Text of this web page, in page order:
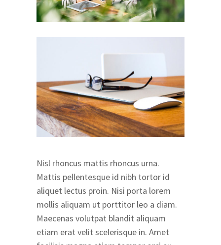
Nisl rhoncus mattis rhoncus urna.
Mattis pellentesque id nibh tortor id
aliquet lectus proin. Nisi porta lorem
mollis aliquam ut porttitor leo a diam.
Maecenas volutpat blandit aliquam
etiam erat velit scelerisque in. Amet